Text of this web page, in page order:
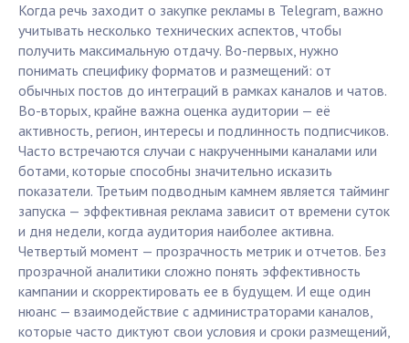
Когда речь заходит о закупке рекламы в Telegram, важно
учитывать несколько технических аспектов, чтобы
получить максимальную отдачу. Во-первых, нужно
понимать специфику форматов и размещений: от
обычных постов до интеграций в рамках каналов и чатов.
Во-вторых, крайне важна оценка аудитории — её
активность, регион, интересы и подлинность подписчиков.
Часто встречаются случаи с накрученными каналами или
ботами, которые способны значительно исказить
показатели. Третьим подводным камнем является тайминг
запуска — эффективная реклама зависит от времени суток
и дня недели, когда аудитория наиболее активна.
Четвертый момент — прозрачность метрик и отчетов. Без
прозрачной аналитики сложно понять эффективность
кампании и скорректировать ее в будущем. И еще один
нюанс — взаимодействие с администраторами каналов,
которые часто диктуют свои условия и сроки размещений,